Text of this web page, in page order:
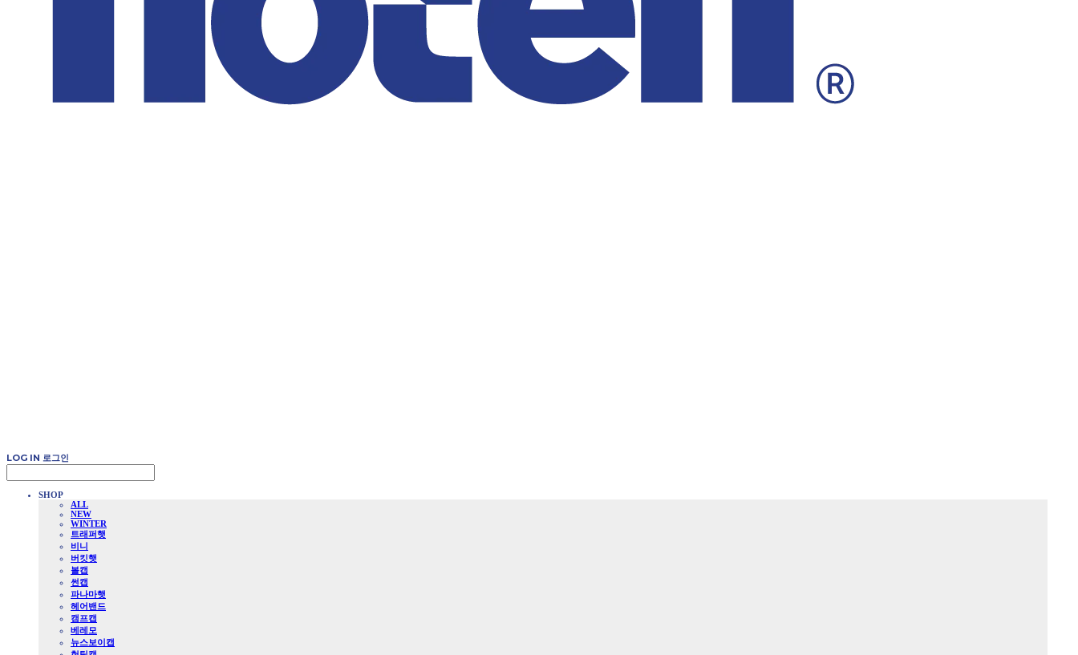
LOG IN 로그인
SHOP
ALL
NEW
WINTER
트래퍼햇
비니
버킷햇
볼캡
썬캡
파나마햇
헤어밴드
캠프캡
베레모
뉴스보이캡